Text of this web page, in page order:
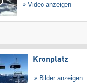
Video anzeigen
Kronplatz
Bilder anzeigen